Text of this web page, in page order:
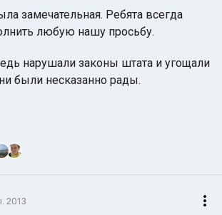
замечательная. Ребята всегда
любую нашу просьбу.
нарушали законы штата и угощали
были несказанно рады.
2013